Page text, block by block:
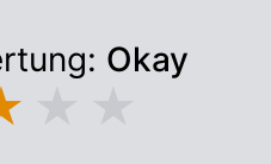
Okay